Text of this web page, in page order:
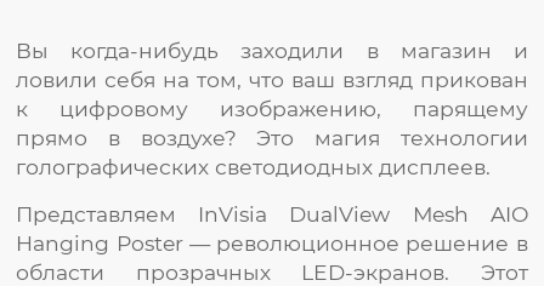
Вы когда-нибудь заходили в магазин и
ловили себя на том, что ваш взгляд прикован
к цифровому изображению, парящему
прямо в воздухе? Это магия технологии
голографических светодиодных дисплеев.
Представляем InVisia DualView Mesh AIO
Hanging Poster — революционное решение в
области прозрачных LED-экранов. Этот